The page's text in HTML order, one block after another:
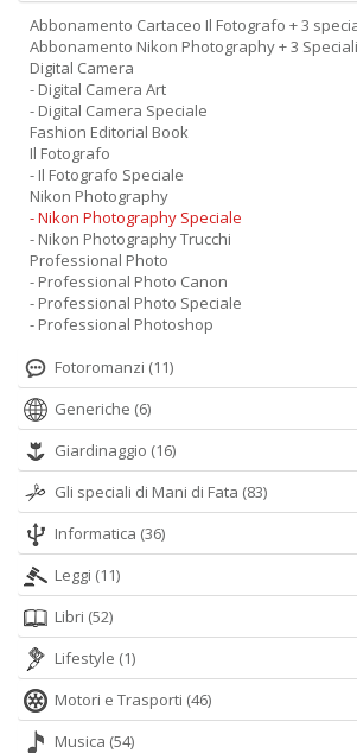
Abbonamento Cartaceo Il Fotografo + 3
Abbonamento Nikon Photography + 3
Digital Camera
- Digital Camera Art
- Digital Camera Speciale
Fashion Editorial Book
Il Fotografo
- Il Fotografo Speciale
Nikon Photography
- Nikon Photography Speciale
- Nikon Photography Trucchi
Professional Photo
- Professional Photo Canon
- Professional Photo Speciale
- Professional Photoshop
Fotoromanzi (11)
Generiche (6)
Giardinaggio (16)
Gli speciali di Mani di Fata (83)
Informatica (36)
Leggi (11)
Libri (52)
Lifestyle (1)
Motori e Trasporti (46)
Musica (54)